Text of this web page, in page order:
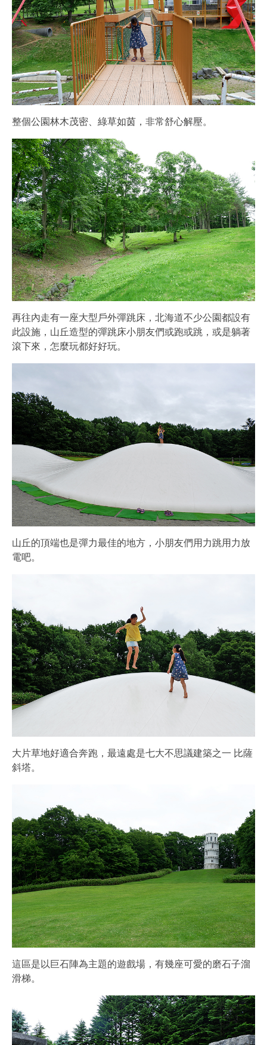
整個公園林木茂密、綠草如茵，非常舒心解壓。
再往內走有一座大型戶外彈跳床，北海道不少公園都設有
此設施，山丘造型的彈跳床小朋友們或跑或跳，或是躺著
滾下來，怎麼玩都好好玩。
山丘的頂端也是彈力最佳的地方，小朋友們用力跳用力放
電吧。
大片草地好適合奔跑，最遠處是七大不思議建築之一 比薩
斜塔。
這區是以巨石陣為主題的遊戲場，有幾座可愛的磨石子溜
滑梯。